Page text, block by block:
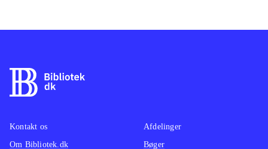
Kontakt os
Om Bibliotek.dk
Afdelinger
Bøger